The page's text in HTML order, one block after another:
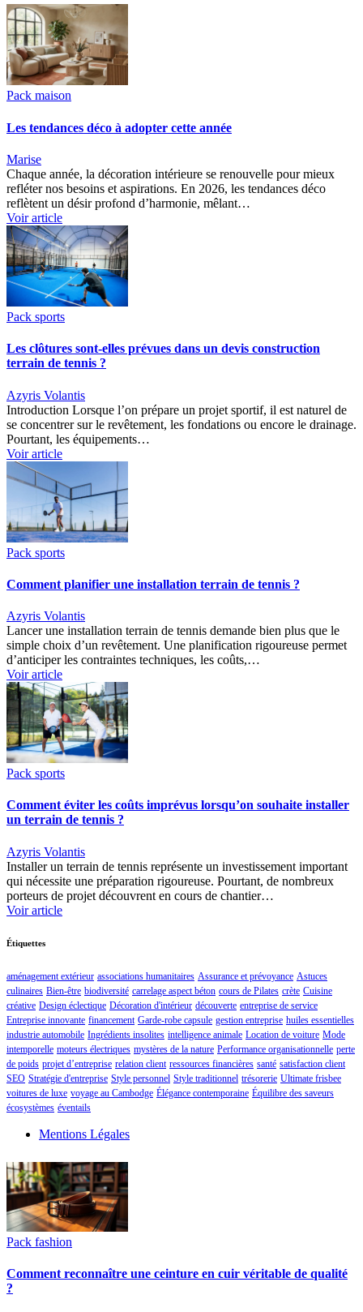
Pack maison
Les tendances déco à adopter cette année
Marise
Chaque année, la décoration intérieure se renouvelle pour mieux
refléter nos besoins et aspirations. En 2026, les tendances déco
reflètent un désir profond d’harmonie, mêlant…
Voir article
Pack sports
Les clôtures sont-elles prévues dans un devis construction
terrain de tennis ?
Azyris Volantis
Introduction Lorsque l’on prépare un projet sportif, il est naturel de
se concentrer sur le revêtement, les fondations ou encore le drainage.
Pourtant, les équipements…
Voir article
Pack sports
Comment planifier une installation terrain de tennis ?
Azyris Volantis
Lancer une installation terrain de tennis demande bien plus que le
simple choix d’un revêtement. Une planification rigoureuse permet
d’anticiper les contraintes techniques, les coûts,…
Voir article
Pack sports
Comment éviter les coûts imprévus lorsqu’on souhaite installer
un terrain de tennis ?
Azyris Volantis
Installer un terrain de tennis représente un investissement important
qui nécessite une préparation rigoureuse. Pourtant, de nombreux
porteurs de projet découvrent en cours de chantier…
Voir article
Étiquettes
aménagement extérieur associations humanitaires Assurance et prévoyance Astuces
culinaires Bien-être biodiversité carrelage aspect béton cours de Pilates crète Cuisine
créative Design éclectique Décoration d'intérieur découverte entreprise de service
Entreprise innovante financement Garde-robe capsule gestion entreprise huiles essentielles
industrie automobile Ingrédients insolites intelligence animale Location de voiture Mode
intemporelle moteurs électriques mystères de la nature Performance organisationnelle perte
de poids projet d’entreprise relation client ressources financières santé satisfaction client
SEO Stratégie d'entreprise Style personnel Style traditionnel trésorerie Ultimate frisbee
voitures de luxe voyage au Cambodge Élégance contemporaine Équilibre des saveurs
écosystèmes éventails
Mentions Légales
Pack fashion
Comment reconnaître une ceinture en cuir véritable de qualité
?